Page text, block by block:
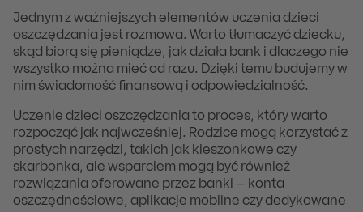
Jednym z ważniejszych elementów uczenia dzieci
oszczędzania jest rozmowa. Warto tłumaczyć dziecku,
skąd biorą się pieniądze, jak działa bank i dlaczego nie
wszystko można mieć od razu. Dzięki temu budujemy w
nim świadomość finansową i odpowiedzialność.
Uczenie dzieci oszczędzania to proces, który warto
rozpocząć jak najwcześniej. Rodzice mogą korzystać z
prostych narzędzi, takich jak kieszonkowe czy
skarbonka, ale wsparciem mogą być również
rozwiązania oferowane przez banki – konta
oszczędnościowe, aplikacje mobilne czy dedykowane